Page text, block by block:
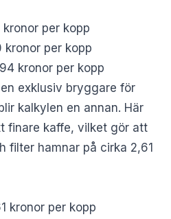
per kopp
kronor per kopp
kronor per kopp
exklusiv bryggare för
kalkylen en annan. Här
finare kaffe, vilket gör att
filter hamnar på cirka 2,61
kronor per kopp